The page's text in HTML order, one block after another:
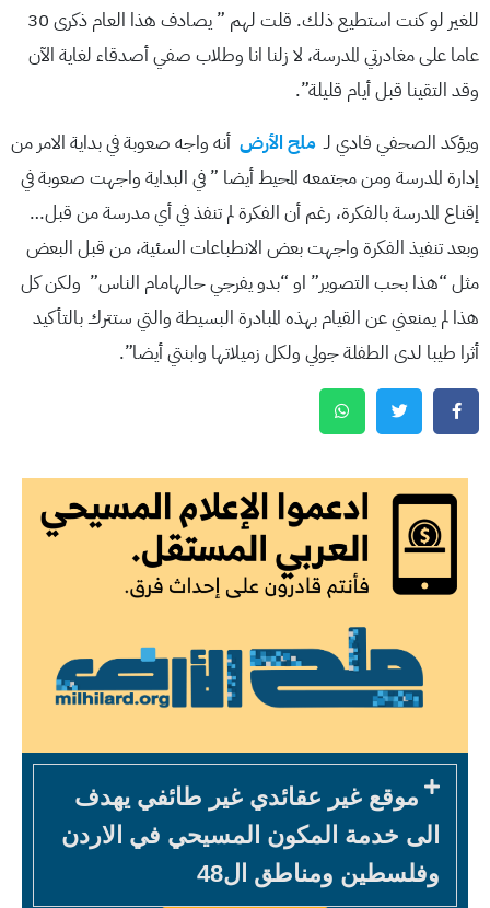
للغير لو كنت استطيع ذلك. قلت لهم ” يصادف هذا العام ذكرى 30
عاما على مغادرتي المدرسة، لا زلنا انا وطلاب صفي أصدقاء لغاية الآن
وقد التقينا قبل أيام قليلة”.
ويؤكد الصحفي فادي لـ ملح الأرض أنه واجه صعوبة في بداية الامر من
إدارة المدرسة ومن مجتمعه المحيط أيضا ” في البداية واجهت صعوبة في
إقناع المدرسة بالفكرة، رغم أن الفكرة لم تنفذ في أي مدرسة من قبل…
وبعد تنفيذ الفكرة واجهت بعض الانطباعات السئية، من قبل البعض
مثل “هذا بحب التصوير” او “بدو يفرجي حالهامام الناس” ولكن كل
هذا لم يمنعني عن القيام بهذه المبادرة البسيطة والتي ستترك بالتأكيد
أثرا طيبا لدى الطفلة جولي ولكل زميلاتها وابنتي أيضا”.
موقع غير عقائدي غير طائفي يهدف
الى خدمة المكون المسيحي في الاردن
وفلسطين ومناطق ال48